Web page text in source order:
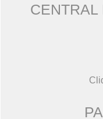
CENTRAL